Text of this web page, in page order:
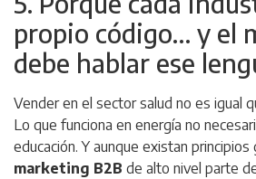
propio código… y el
debe hablar ese
Vender en el sector salud no es igual
Lo que funciona en energía no
educación. Y aunque existan principios
marketing B2B de alto nivel parte